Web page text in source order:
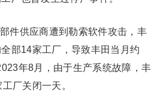
件供应商遭到勒索软件攻击，丰
部14家工厂，导致丰田当月约
年8月，由于生产系统故障，丰
厂关闭一天。